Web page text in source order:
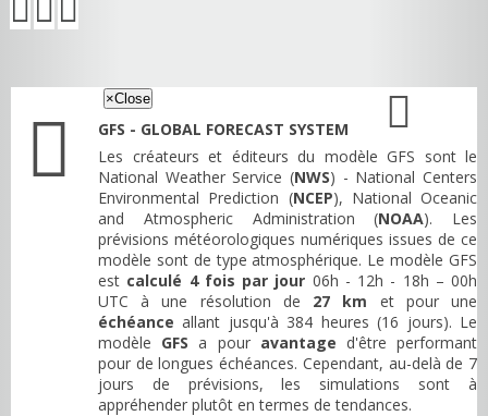
×Close
GFS - GLOBAL FORECAST SYSTEM
Les créateurs et éditeurs du modèle GFS sont le
National Weather Service (NWS) - National Centers
Environmental Prediction (NCEP), National Oceanic
and Atmospheric Administration (NOAA). Les
prévisions météorologiques numériques issues de ce
modèle sont de type atmosphérique. Le modèle GFS
est calculé 4 fois par jour 06h - 12h - 18h – 00h
UTC à une résolution de 27 km et pour une
échéance allant jusqu'à 384 heures (16 jours). Le
modèle GFS a pour avantage d'être performant
pour de longues échéances. Cependant, au-delà de 7
jours de prévisions, les simulations sont à
appréhender plutôt en termes de tendances.